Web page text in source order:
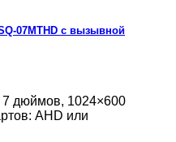
07MTHD с вызывной
дюймов, 1024×600
AHD или